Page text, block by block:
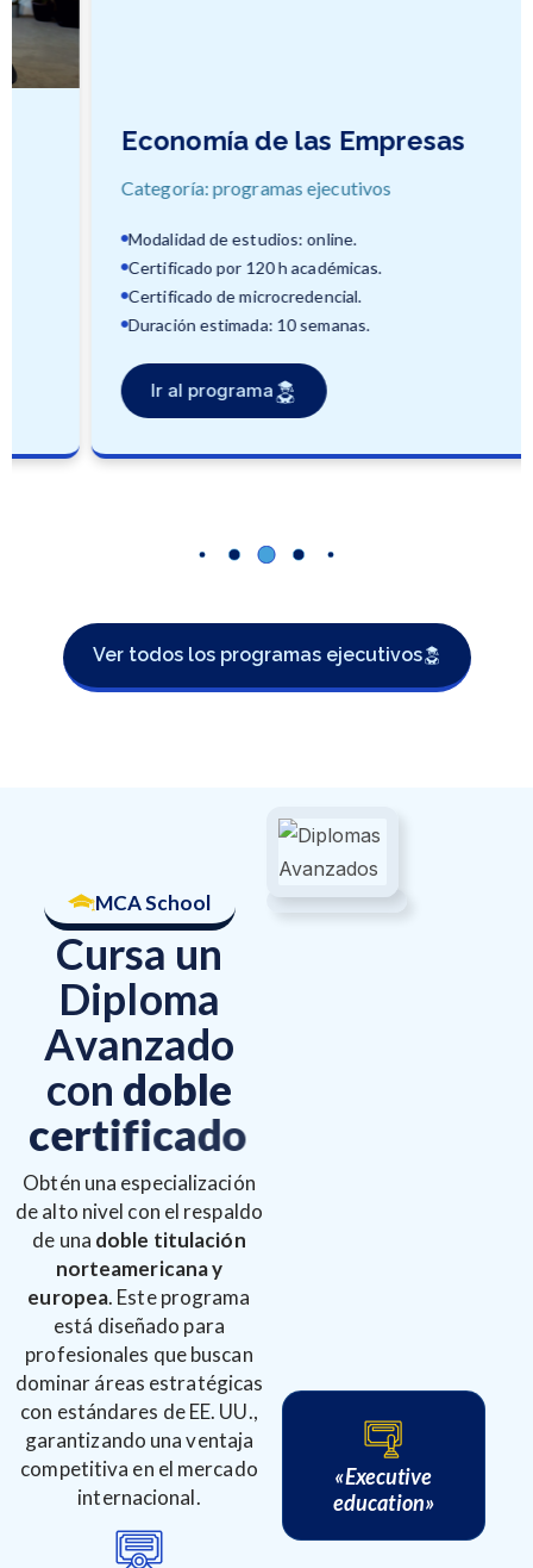
Economía de las Empresas
Categoría: programas ejecutivos
Modalidad de estudios: online.
Certificado por 120 h académicas.
Certificado de microcredencial.
Duración estimada: 10 semanas.
Ir al programa
Ver todos los programas ejecutivos
MCA School
Cursa un
Diploma
Avanzado
con doble
certificado
Obtén una especialización
de alto nivel con el respaldo
de una doble titulación
norteamericana y
europea. Este programa
está diseñado para
profesionales que buscan
dominar áreas estratégicas
con estándares de EE. UU.,
garantizando una ventaja
competitiva en el mercado
internacional.
«Executive
education»